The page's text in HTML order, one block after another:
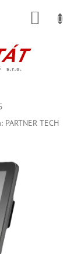
PARTNER TECH